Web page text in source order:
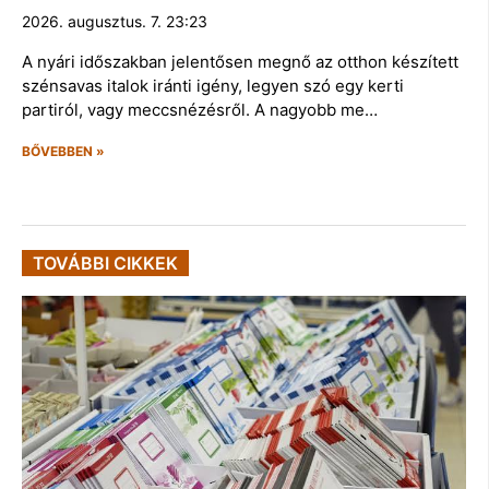
2026. augusztus. 7. 23:23
A nyári időszakban jelentősen megnő az otthon készített
szénsavas italok iránti igény, legyen szó egy kerti
partiról, vagy meccsnézésről. A nagyobb me…
BŐVEBBEN »
TOVÁBBI CIKKEK